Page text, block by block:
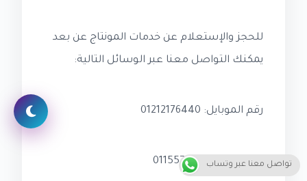
للحجز والإستعلام عن خدمات المونتاج عن بعد
يمكنك التواصل معنا عبر الوسائل التالية:
رقم الموبايل: 01212176440
واتس آب: 01155730646
تواصل معنا عبر وتساب